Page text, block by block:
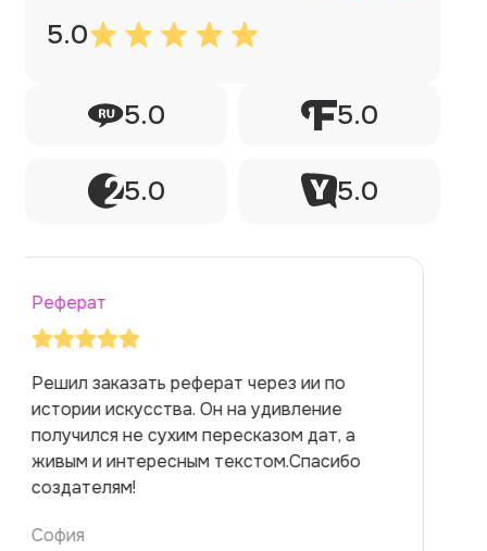
5.0
5.0 5.0
5.0 5.0
Реферат
Заказывала реферат с помощью нейросети
на медицинскую тему. Ожидала худшего,
но справилась. Термины использовала
правильно. Для быстрого ознакомления с
темой — идеально.
Алина